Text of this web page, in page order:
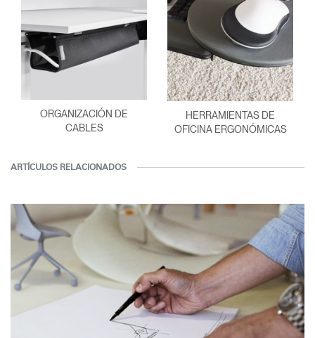
ORGANIZACIÓN DE
CABLES
HERRAMIENTAS DE
OFICINA ERGONÓMICAS
ARTÍCULOS RELACIONADOS